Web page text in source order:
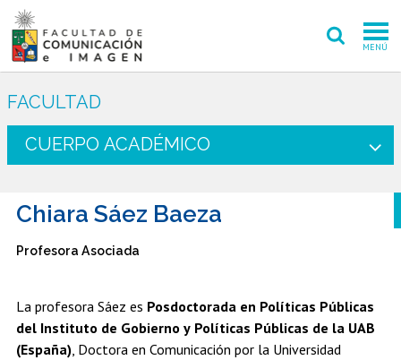
MENÚ
PREGRADO
INVESTIGACIÓN CREACIÓN
ADMISIÓN
FACULTAD
CUERPO ACADÉMICO
Chiara Sáez Baeza
Profesora Asociada
La profesora Sáez es Posdoctorada en Políticas Públicas
del Instituto de Gobierno y Políticas Públicas de la UAB
(España), Doctora en Comunicación por la Universidad